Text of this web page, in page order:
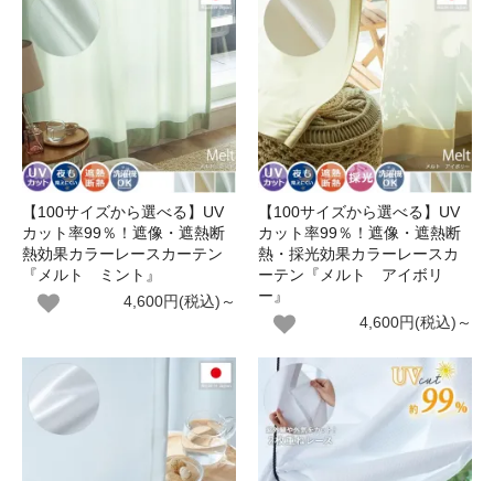
【100サイズから選べる】UV
カット率99％！遮像・遮熱断
熱効果カラーレースカーテン
『メルト ミント』
4,600円(税込)～
【100サイズから選べる】UV
カット率99％！遮像・遮熱断
熱・採光効果カラーレースカ
ーテン『メルト アイボリ
ー』
4,600円(税込)～